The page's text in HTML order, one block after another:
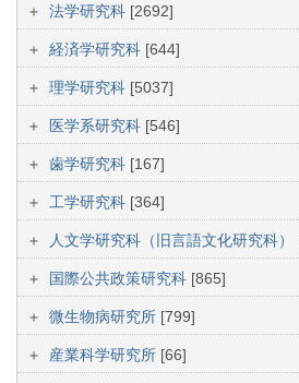
法学研究科 [2692]
経済学研究科 [644]
理学研究科 [5037]
医学系研究科 [546]
歯学研究科 [167]
工学研究科 [364]
人文学研究科（旧言語文化研究科）
国際公共政策研究科 [865]
微生物病研究所 [799]
産業科学研究所 [66]